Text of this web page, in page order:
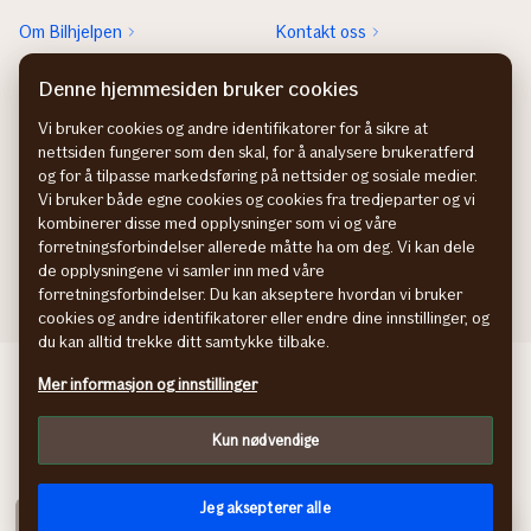
Om Bilhjelpen
Sjekk neste EU-kontroll
Sjekk heftelser
Hvem eier bilen?
Kontakt oss
Rett feil fra FINN-annonsen
Behandling av personopplysninger
Cookies
Denne hjemmesiden bruker cookies
Vi bruker cookies og andre identifikatorer for å sikre at
nettsiden fungerer som den skal, for å analysere brukeratferd
og for å tilpasse markedsføring på nettsider og sosiale medier.
Vi bruker både egne cookies og cookies fra tredjeparter og vi
kombinerer disse med opplysninger som vi og våre
forretningsforbindelser allerede måtte ha om deg. Vi kan dele
de opplysningene vi samler inn med våre
forretningsforbindelser. Du kan akseptere hvordan vi bruker
cookies og andre identifikatorer eller endre dine innstillinger, og
du kan alltid trekke ditt samtykke tilbake.
Mer informasjon og innstillinger
Kun nødvendige
Jeg aksepterer alle